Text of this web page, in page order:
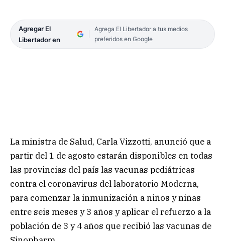
Agregar El
Libertador en
Agrega El Libertador a tus medios
preferidos en Google
La ministra de Salud, Carla Vizzotti, anunció que a
partir del 1 de agosto estarán disponibles en todas
las provincias del país las vacunas pediátricas
contra el coronavirus del laboratorio Moderna,
para comenzar la inmunización a niños y niñas
entre seis meses y 3 años y aplicar el refuerzo a la
población de 3 y 4 años que recibió las vacunas de